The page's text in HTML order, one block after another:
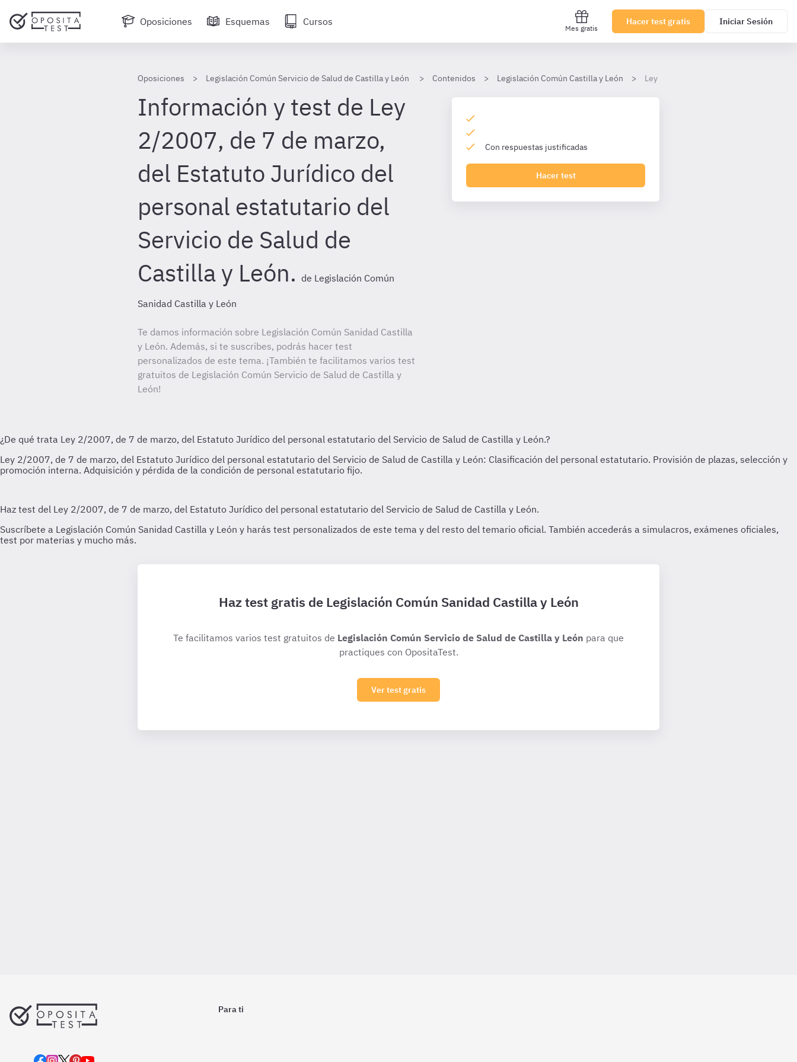
Oposiciones Esquemas Cursos
Mes gratis
Hacer test gratis Iniciar Sesión
Oposiciones Legislación Común Servicio de Salud de Castilla y León Contenidos Legislación Común Castilla y León Ley 2/2007, de 7 de marzo, del
Información y test de Ley
2/2007, de 7 de marzo,
del Estatuto Jurídico del
personal estatutario del
Servicio de Salud de
Castilla y León. de Legislación Común
Sanidad Castilla y León
Te damos información sobre Legislación Común Sanidad Castilla
y León. Además, si te suscribes, podrás hacer test
personalizados de este tema. ¡También te facilitamos varios test
gratuitos de Legislación Común Servicio de Salud de Castilla y
León!
Con respuestas justificadas
Hacer test
Haz test gratis de Legislación Común Sanidad Castilla y León
Te facilitamos varios test gratuitos de Legislación Común Servicio de Salud de Castilla y León para que
practiques con OpositaTest.
Ver test gratis
Para ti